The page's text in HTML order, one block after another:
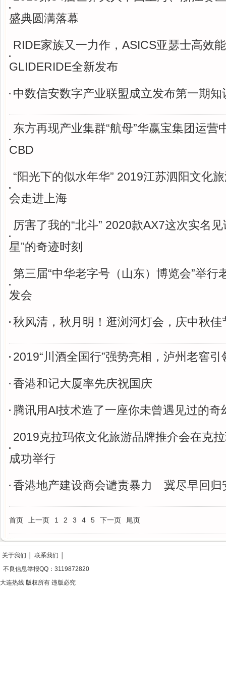
盛典圆满落幕
RIDE家族又一力作，ASICS亚瑟士高效
GLIDERIDE全新发布
中数信安数字产业联盟成立发布第一期知
东方再现产业集群“航母”华赢宝集团运营
CBD
“阳光下的似水年华” 2019江苏泗阳文化
会走进上海
厉害了我的“北斗” 2020款AX7这次实名见
星”的奇迹时刻
第三届“中华老字号（山东）博览会”举行
发会
秋风清，秋月明！逛浏河灯会，庆中秋佳
2019“川酒全国行”强势亮相，泸州老窖
香港和记大厦率先庆祝国庆
腾讯用AI技术造了一座你未曾遇见过的奇
2019克拉玛依文化旅游品牌推介会在克
成功举行
香港地产建设商会谴责暴力 冀尽早回归
首页 上一页 1 2 3 4 5 下一页 尾页
关于我们 联系我们
不良信息举报QQ：3119872820
大连热线 版权所有 违版必究